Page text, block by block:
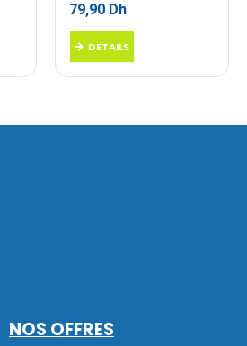
79,90 Dh
DETAILS
NOS OFFRES